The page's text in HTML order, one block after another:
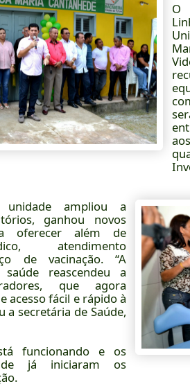
O
ampliou a
ganhou novos
oferecer além de
atendimento
de vacinação. “A
reascendeu a
que agora
acesso fácil e rápido à
a secretária de Saúde,
funcionando e os
já iniciaram os